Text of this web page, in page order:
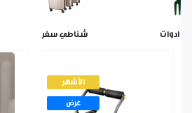
شناطي سفر و ادوات
الأشهر
عرض